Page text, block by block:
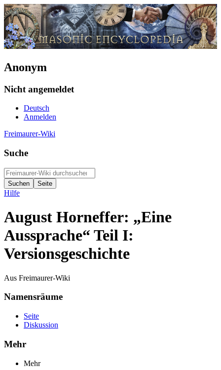
Anonym
Nicht angemeldet
Deutsch
Anmelden
Freimaurer-Wiki
Suche
Hilfe
August Horneffer: „Eine
Aussprache“ Teil I:
Versionsgeschichte
Aus Freimaurer-Wiki
Namensräume
Seite
Diskussion
Mehr
Mehr